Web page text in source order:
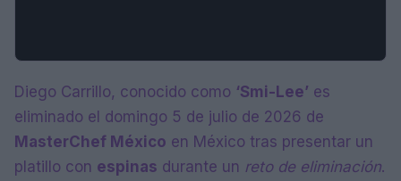
Diego Carrillo, conocido como ‘Smi-Lee’ es
eliminado el domingo 5 de julio de 2026 de
MasterChef México en México tras presentar un
platillo con espinas durante un reto de eliminación.